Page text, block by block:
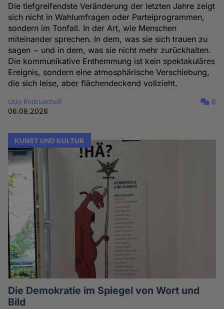
Die tiefgreifendste Veränderung der letzten Jahre zeigt
sich nicht in Wahlumfragen oder Parteiprogrammen,
sondern im Tonfall. In der Art, wie Menschen
miteinander sprechen. In dem, was sie sich trauen zu
sagen − und in dem, was sie nicht mehr zurückhalten.
Die kommunikative Enthemmung ist kein spektakuläres
Ereignis, sondern eine atmosphärische Verschiebung,
die sich leise, aber flächendeckend vollzieht.
Udo Endruscheit
06.08.2026
6
KUNST UND KULTUR
Die Demokratie im Spiegel von Wort und
Bild